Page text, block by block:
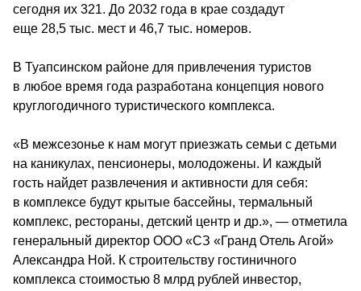
сегодня их 321. До 2032 года в крае создадут
еще 28,5 тыс. мест и 46,7 тыс. номеров.
В Туапсинском районе для привлечения туристов
в любое время года разработана концепция нового
круглогодичного туристического комплекса.
«В межсезонье к нам могут приезжать семьи с детьми
на каникулах, пенсионеры, молодожены. И каждый
гость найдет развлечения и активности для себя:
в комплексе будут крытые бассейны, термальный
комплекс, рестораны, детский центр и др.», — отметила
генеральный директор ООО «СЗ «Гранд Отель Агой»
Александра Ной. К строительству гостиничного
комплекса стоимостью 8 млрд рублей инвестор,